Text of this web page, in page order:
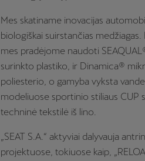
Mes skatiname inovacijas
biologiškai suirstančias
mes pradėjome naudoti
surinkto plastiko, ir Dinamica®
poliesterio, o gamyba vyksta
modeliuose sportinio stiliaus CUP
techninė tekstilė iš lino.
„SEAT S.A.“ aktyviai dalyvauja
projektuose, tokiuose kaip,